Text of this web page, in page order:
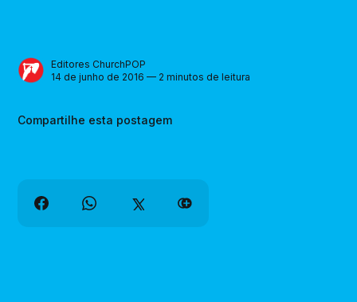
Editores ChurchPOP
14 de junho de 2016 — 2 minutos de leitura
Compartilhe esta postagem